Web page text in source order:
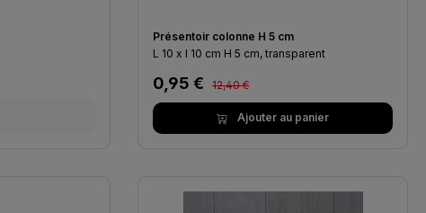
Présentoir colonne H 5 cm
L 10 x l 10 cm H 5 cm, transparent
Prix de vente :
0,95 € Prix régulier :
12,40 €
Ajouter au panier